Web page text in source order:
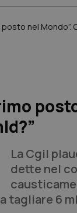
nel Mondo”.
La Cgil
dette nel
6